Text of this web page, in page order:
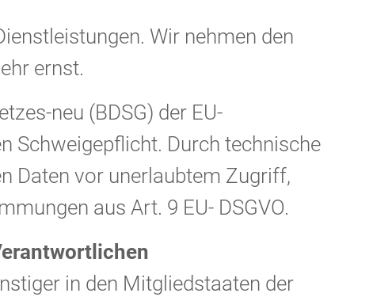
Wir nehmen den
ernst.
neu (BDSG) der EU-
Schweigepflicht. Durch technische
Daten vor unerlaubtem Zugriff,
aus Art. 9 EU- DSGVO.
in den Mitgliedstaaten der